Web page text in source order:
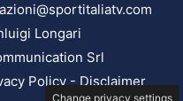
Longari
Srl
Policy-Disclaimer
Change privacy settings